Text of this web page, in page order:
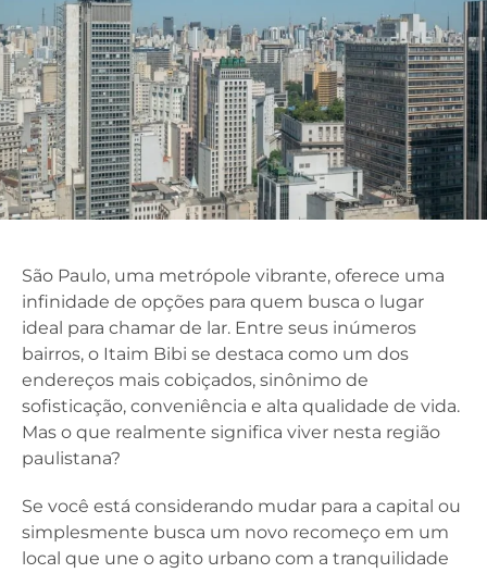
São Paulo, uma metrópole vibrante, oferece uma
infinidade de opções para quem busca o lugar
ideal para chamar de lar. Entre seus inúmeros
bairros, o Itaim Bibi se destaca como um dos
endereços mais cobiçados, sinônimo de
sofisticação, conveniência e alta qualidade de vida.
Mas o que realmente significa viver nesta região
paulistana?
Se você está considerando mudar para a capital ou
simplesmente busca um novo recomeço em um
local que une o agito urbano com a tranquilidade